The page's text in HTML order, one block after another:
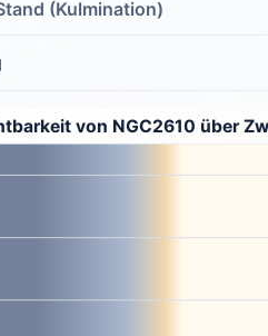
(Kulmination)
von NGC2610 über